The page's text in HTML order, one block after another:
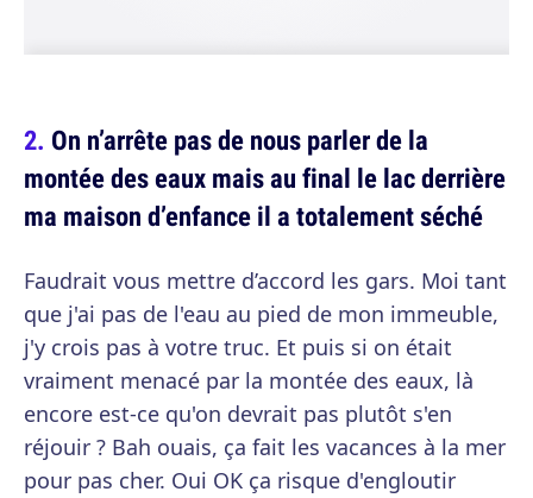
On n’arrête pas de nous parler de la
montée des eaux mais au final le lac derrière
ma maison d’enfance il a totalement séché
Faudrait vous mettre d’accord les gars. Moi tant
que j'ai pas de l'eau au pied de mon immeuble,
j'y crois pas à votre truc. Et puis si on était
vraiment menacé par la montée des eaux, là
encore est-ce qu'on devrait pas plutôt s'en
réjouir ? Bah ouais, ça fait les vacances à la mer
pour pas cher. Oui OK ça risque d'engloutir